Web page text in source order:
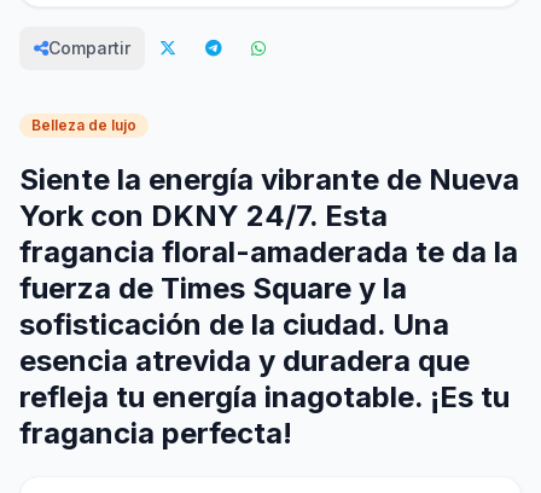
Compartir
Belleza de lujo
Siente la energía vibrante de Nueva
York con DKNY 24/7. Esta
fragancia floral-amaderada te da la
fuerza de Times Square y la
sofisticación de la ciudad. Una
esencia atrevida y duradera que
refleja tu energía inagotable. ¡Es tu
fragancia perfecta!